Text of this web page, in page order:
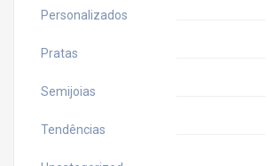
Personalizados
Pratas
Semijoias
Tendências